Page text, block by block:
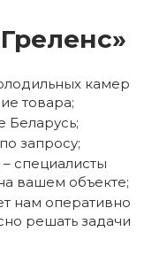
камер
товара;
Беларусь;
запросу;
специалисты
вашем объекте;
нам оперативно
решать задачи